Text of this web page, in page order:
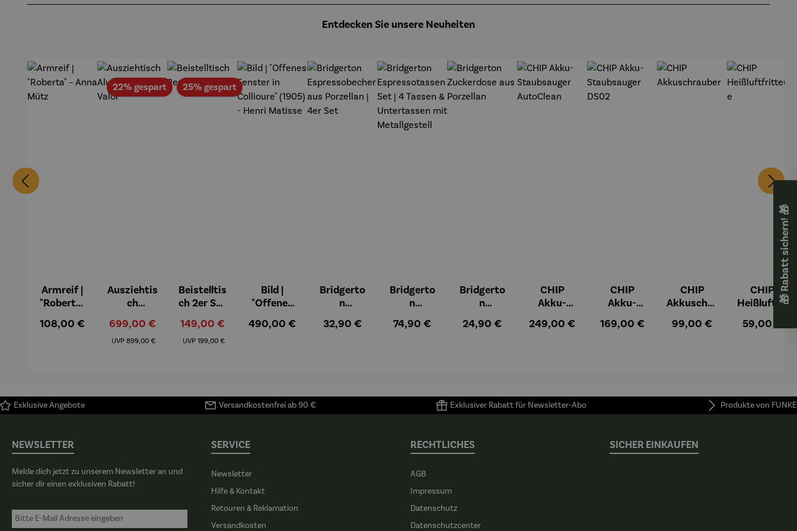
Entdecken Sie unsere Neuheiten
Armreif |
"Roberta"
Mütz
Regulärer Preis:
108,00 €
22% gespartRabatt
Ausziehtis
ch
m – Valor
Verkaufspreis:
699,00 €
UVP Regulärer Preis:
899,00 €
25% gespartRabatt
Beistelltis
ch 2er Set
Verkaufspreis:
149,00 €
UVP Regulärer Preis:
199,00 €
Bild |
"Offenes
Collioure"
Regulärer Preis:
490,00 €
Bridgerto
n
echer aus
Regulärer Preis:
32,90 €
Bridgerto
n
assen Set |
ell
Regulärer Preis:
74,90 €
Bridgerto
n
e aus
Regulärer Preis:
24,90 €
CHIP
Akku-
ger
Regulärer Preis:
249,00 €
CHIP
Akku-
ger DS02
Regulärer Preis:
169,00 €
CHIP
Akkuschra
Regulärer Preis:
99,00 €
CHIP
Heißluftfri
Regulärer
59,00 €
Exklusive Angebote Versandkostenfrei ab 90 € Exklusiver Rabatt für Newsletter-Abo Produkte von FUNKE
NEWSLETTER
Melde dich jetzt zu unserem Newsletter an und
sicher dir einen exklusiven Rabatt!
SERVICE
Newsletter
Hilfe & Kontakt
Retouren & Reklamation
Versandkosten
RECHTLICHES
AGB
Impressum
Datenschutz
Datenschutzcenter
SICHER EINKAUFEN
🎁 Rabatt sichern! 🎁